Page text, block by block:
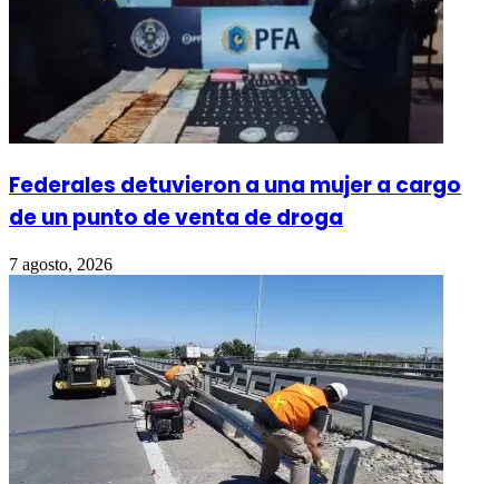
Federales detuvieron a una mujer a cargo
de un punto de venta de droga
7 agosto, 2026